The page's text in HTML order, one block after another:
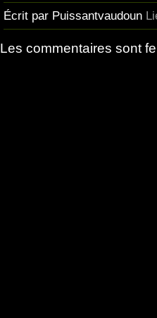
Écrit par Puissantvaudoun
Les commentaires sont